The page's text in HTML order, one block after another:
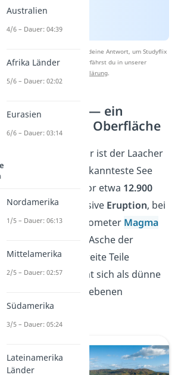
Beantwortung speichern wir deine Antwort, um Studyflix
zu verbessern. Mehr dazu erfährst du in unserer
Datenschutzerklärung.
Laacher See — ein
unter der Oberfläche
Beispiel für ein Maar ist der Laacher
der größte und bekannteste See
Eifel. Er entstand vor etwa 12.900
durch eine massive Eruption, bei
mehr als 6 Kubikkilometer Magma
wurden. Die Asche der
wurde über weite Teile
verteilt und hat sich als dünne
in vielen Bodenebenen
Australien
4/6 – Dauer: 04:39
Afrika Länder
5/6 – Dauer: 02:02
Eurasien
6/6 – Dauer: 03:14
Nordamerika
1/5 – Dauer: 06:13
Mittelamerika
2/5 – Dauer: 02:57
Südamerika
3/5 – Dauer: 05:24
Lateinamerika
Länder